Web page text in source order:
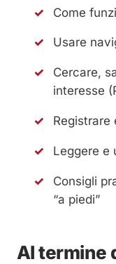
Come
Usare
Cercare,
interesse
Registrare
Leggere e
Consigli
“a piedi”
Al termine